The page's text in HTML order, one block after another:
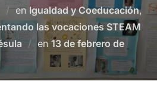
en Igualdad y Coeducación,
las vocaciones STEAM
en Publicado
el
13 de febrero de